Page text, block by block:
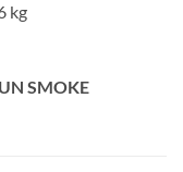
kg
SMOKE